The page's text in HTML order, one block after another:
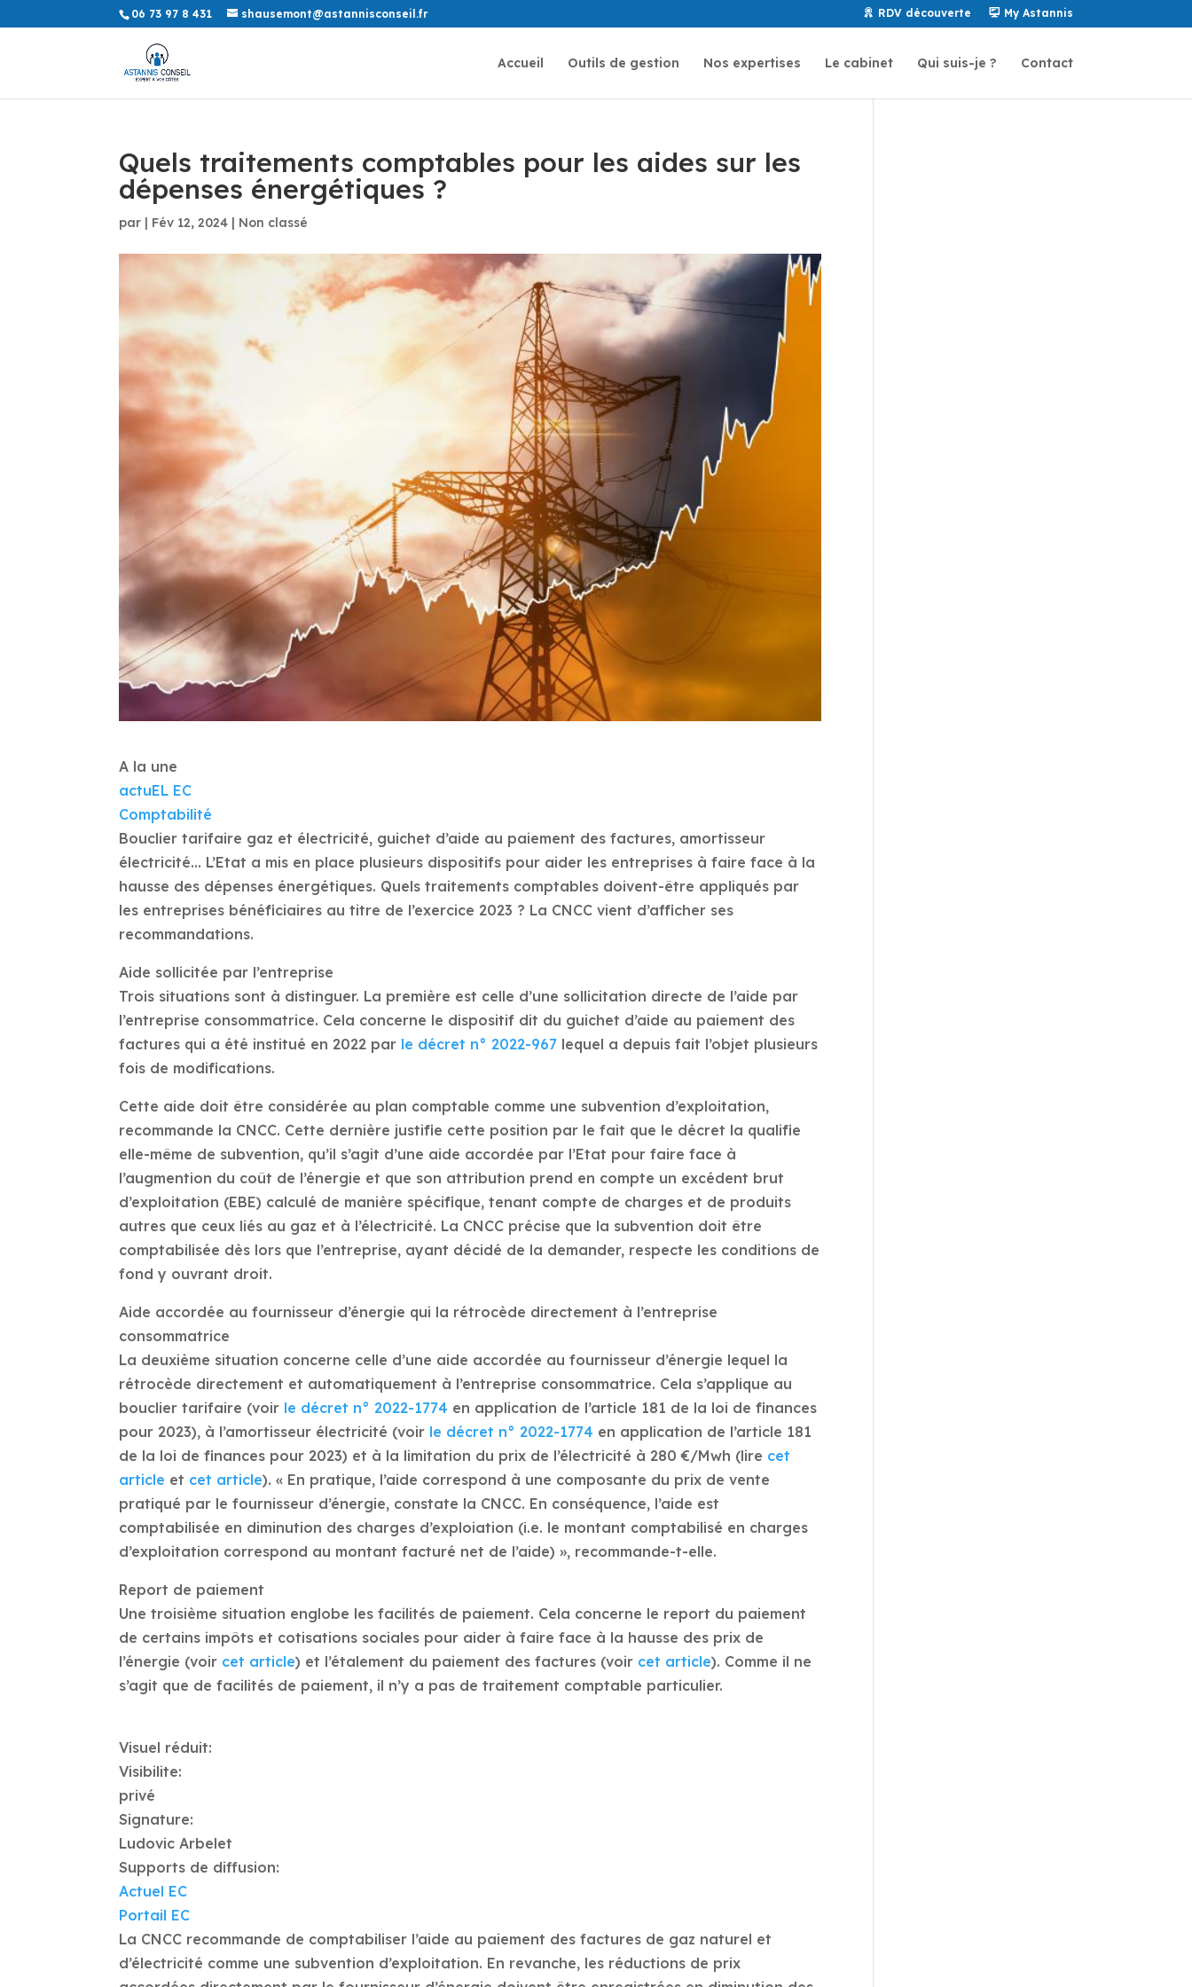
06 73 97 8 431 shausemont@astannisconseil.fr RDV découverte My Astannis
Accueil Outils de gestion Nos expertises Le cabinet Qui suis-je ? Contact
Quels traitements comptables pour les aides sur les
dépenses énergétiques ?
par | Fév 12, 2024 | Non classé
A la une
actuEL EC
Comptabilité
Bouclier tarifaire gaz et électricité, guichet d’aide au paiement des factures, amortisseur
électricité… L’Etat a mis en place plusieurs dispositifs pour aider les entreprises à faire face à la
hausse des dépenses énergétiques. Quels traitements comptables doivent-être appliqués par
les entreprises bénéficiaires au titre de l’exercice 2023 ? La CNCC vient d’afficher ses
recommandations.
Aide sollicitée par l’entreprise
Trois situations sont à distinguer. La première est celle d’une sollicitation directe de l’aide par
l’entreprise consommatrice. Cela concerne le dispositif dit du guichet d’aide au paiement des
factures qui a été institué en 2022 par le décret n° 2022-967 lequel a depuis fait l’objet plusieurs
fois de modifications.
Cette aide doit être considérée au plan comptable comme une subvention d’exploitation,
recommande la CNCC. Cette dernière justifie cette position par le fait que le décret la qualifie
elle-même de subvention, qu’il s’agit d’une aide accordée par l’Etat pour faire face à
l’augmention du coût de l’énergie et que son attribution prend en compte un excédent brut
d’exploitation (EBE) calculé de manière spécifique, tenant compte de charges et de produits
autres que ceux liés au gaz et à l’électricité. La CNCC précise que la subvention doit être
comptabilisée dès lors que l’entreprise, ayant décidé de la demander, respecte les conditions de
fond y ouvrant droit.
Aide accordée au fournisseur d’énergie qui la rétrocède directement à l’entreprise
consommatrice
La deuxième situation concerne celle d’une aide accordée au fournisseur d’énergie lequel la
rétrocède directement et automatiquement à l’entreprise consommatrice. Cela s’applique au
bouclier tarifaire (voir le décret n° 2022-1774 en application de l’article 181 de la loi de finances
pour 2023), à l’amortisseur électricité (voir le décret n° 2022-1774 en application de l’article 181
de la loi de finances pour 2023) et à la limitation du prix de l’électricité à 280 €/Mwh (lire cet
article et cet article). « En pratique, l’aide correspond à une composante du prix de vente
pratiqué par le fournisseur d’énergie, constate la CNCC. En conséquence, l’aide est
comptabilisée en diminution des charges d’exploiation (i.e. le montant comptabilisé en charges
d’exploitation correspond au montant facturé net de l’aide) », recommande-t-elle.
Report de paiement
Une troisième situation englobe les facilités de paiement. Cela concerne le report du paiement
de certains impôts et cotisations sociales pour aider à faire face à la hausse des prix de
l’énergie (voir cet article) et l’étalement du paiement des factures (voir cet article). Comme il ne
s’agit que de facilités de paiement, il n’y a pas de traitement comptable particulier.
Visuel réduit:
Visibilite:
privé
Signature:
Ludovic Arbelet
Supports de diffusion:
Actuel EC
Portail EC
La CNCC recommande de comptabiliser l’aide au paiement des factures de gaz naturel et
d’électricité comme une subvention d’exploitation. En revanche, les réductions de prix